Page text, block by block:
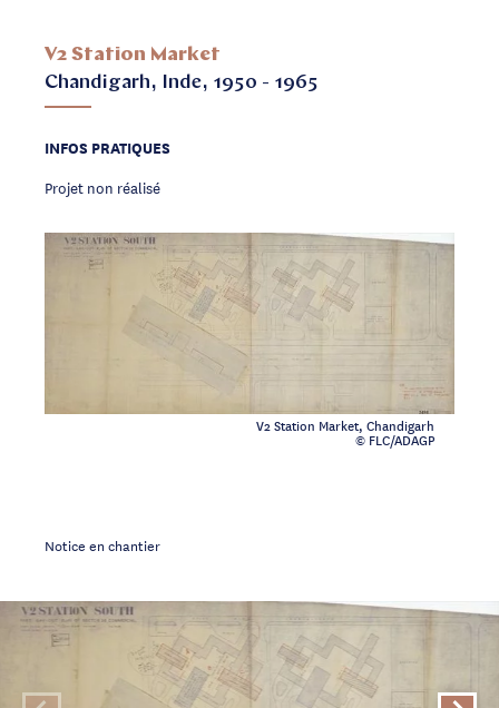
V2 Station Market
Chandigarh, Inde, 1950 - 1965
V2 Station Market, Chandigarh
© FLC/ADAGP
INFOS PRATIQUES
Projet non réalisé
Notice en chantier